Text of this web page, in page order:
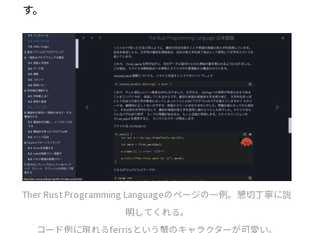
す。
Ther Rust Programming Languageのページの一例。懇切丁寧に説
明してくれる。
コード例に現れるferrisという蟹のキャラクターが可愛い。